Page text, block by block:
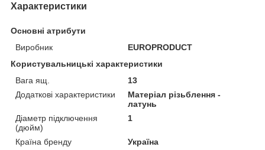
Характеристики
Основні атрибути
Виробник
EUROPRODUCT
Користувальницькі характеристики
Вага ящ.
13
Додаткові характеристики
Матеріал різьблення -
латунь
Діаметр підключення
(дюйм)
1
Країна бренду
Україна